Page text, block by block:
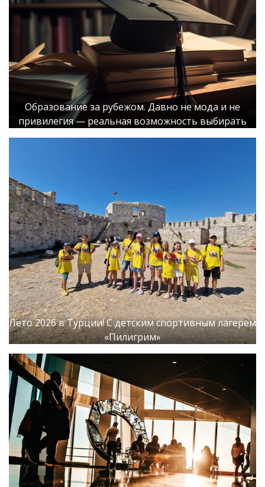
Образование за рубежом. Давно не мода и не
привилегия — реальная возможность выбирать
Лето 2026 в Турции! С детским спортивным лагерем
«Пилигрим»